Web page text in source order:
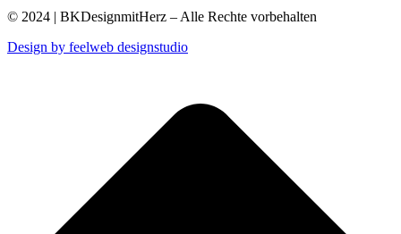
© 2024 | BKDesignmitHerz – Alle Rechte vorbehalten
Design by feelweb designstudio